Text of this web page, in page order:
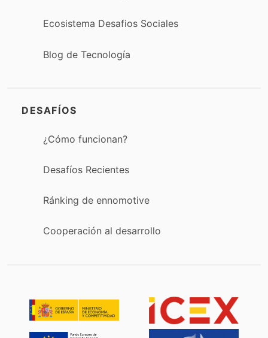
Ecosistema Desafios Sociales
Blog de Tecnología
DESAFÍOS
¿Cómo funcionan?
Desafíos Recientes
Ránking de ennomotive
Cooperación al desarrollo